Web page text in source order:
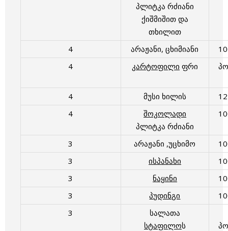
პლიტკა რძიანი
ქიშმიშით და
თხილით
4 არაჟანი, ცხიმიანი
4
კარტოფილი ფრი
4 მუსი ხილის
4
შოკოლადი
პლიტკა რძიანი
3 არაჟანი ,უცხიმო
3
ისპანახი
3
ნაყინი
3
პუდინგი
3
სალათა
სტაფილოს